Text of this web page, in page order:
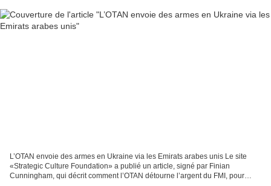
L’OTAN envoie des armes en Ukraine via les Emirats arabes unis Le site
«Strategic Culture Foundation» a publié un article, signé par Finian
Cunningham, qui décrit comment l’OTAN détourne l’argent du FMI, pour